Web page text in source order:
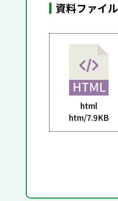
資料ファイル
html
htm/7.9KB